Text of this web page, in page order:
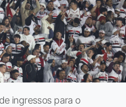
ingressos para o